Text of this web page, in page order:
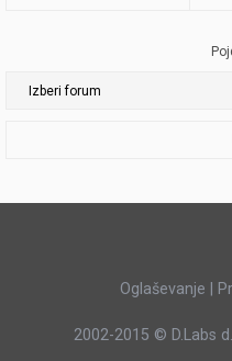
Oglaševanje
2002-2015 © D.Labs